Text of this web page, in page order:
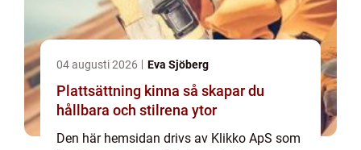
04 augusti 2026 Eva Sjöberg
Plattsättning kinna så skapar du
hållbara och stilrena ytor
Den här hemsidan drivs av Klikko ApS som